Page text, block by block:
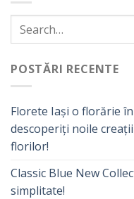
POSTĂRI RECENTE
Florete Iași o florărie
descoperiți noile
florilor!
Classic Blue New
simplitate!